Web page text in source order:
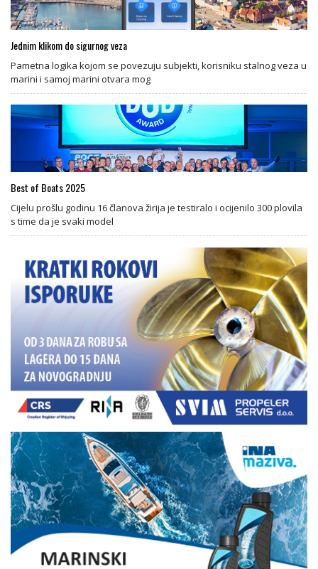
Jednim klikom do sigurnog veza
Pametna logika kojom se povezuju subjekti, korisniku stalnog veza u
marini i samoj marini otvara mog
Best of Boats 2025
Cijelu prošlu godinu 16 članova žirija je testiralo i ocijenilo 300 plovila
s time da je svaki model